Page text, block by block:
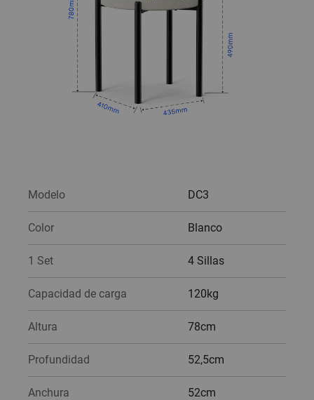
Modelo DC3
Color Blanco
1 Set 4 Sillas
Capacidad de carga 120kg
Altura 78cm
Profundidad 52,5cm
Anchura 52cm